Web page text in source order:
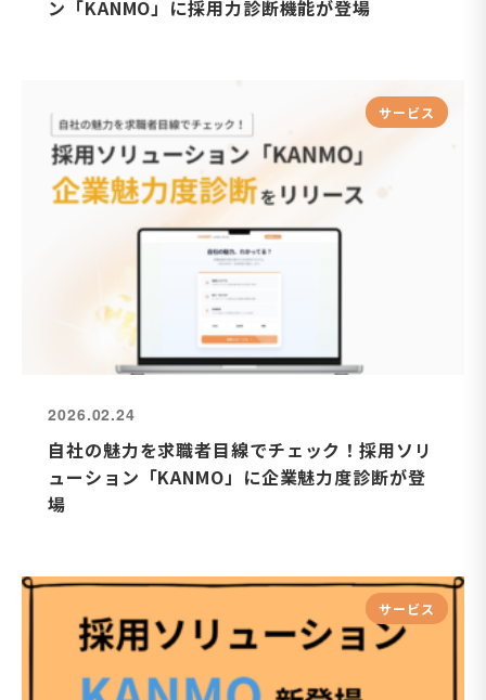
ン「KANMO」に採用力診断機能が登場
サービス
2026.02.24
自社の魅力を求職者目線でチェック！採用ソリ
ューション「KANMO」に企業魅力度診断が登
場
サービス